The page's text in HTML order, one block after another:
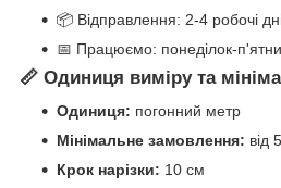
📦 Відправлення: 2-4 робочі
📅 Працюємо: понеділок-
📏 Одиниця виміру та
Одиниця: погонний метр
Мінімальне замовлення: від
Крок нарізки: 10 см